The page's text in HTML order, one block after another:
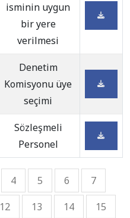
isminin uygun
bir yere
verilmesi
Denetim
Komisyonu üye
seçimi
Sözleşmeli
Personel
4 5 6
7
12 13 14
15